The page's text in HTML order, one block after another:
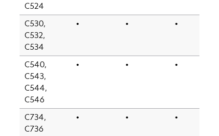
C524
C530,
C532,
C534
• • •
C540,
C543,
C544,
C546
• • •
C734,
C736
• • •